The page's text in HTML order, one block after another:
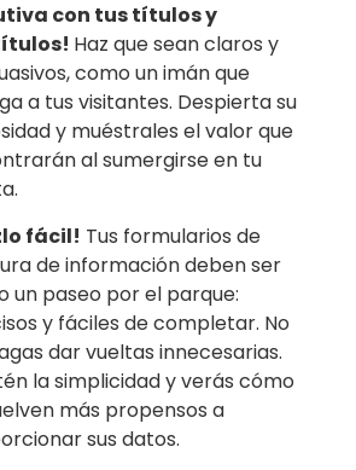
con tus títulos y
Haz que sean claros y
como un imán que
a tus visitantes. Despierta su
y muéstrales el valor que
al sumergirse en tu
fácil! Tus formularios de
de información deben ser
un paseo por el parque:
y fáciles de completar. No
dar vueltas innecesarias.
la simplicidad y verás cómo
más propensos a
sus datos.